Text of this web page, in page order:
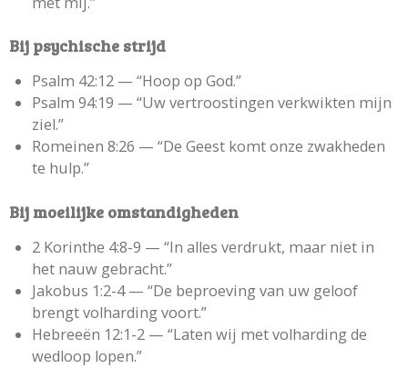
Bij psychische strijd
Psalm 42:12 — “Hoop op God.”
Psalm 94:19 — “Uw vertroostingen verkwikten mijn
ziel.”
Romeinen 8:26 — “De Geest komt onze zwakheden
te hulp.”
Bij moeilijke omstandigheden
2 Korinthe 4:8-9 — “In alles verdrukt, maar niet in
het nauw gebracht.”
Jakobus 1:2-4 — “De beproeving van uw geloof
brengt volharding voort.”
Hebreeën 12:1-2 — “Laten wij met volharding de
wedloop lopen.”